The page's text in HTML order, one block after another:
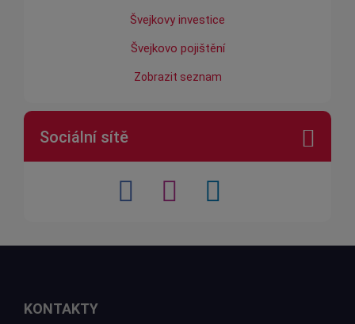
Švejkovy investice
Švejkovo pojištění
Zobrazit seznam
Sociální sítě
KONTAKTY